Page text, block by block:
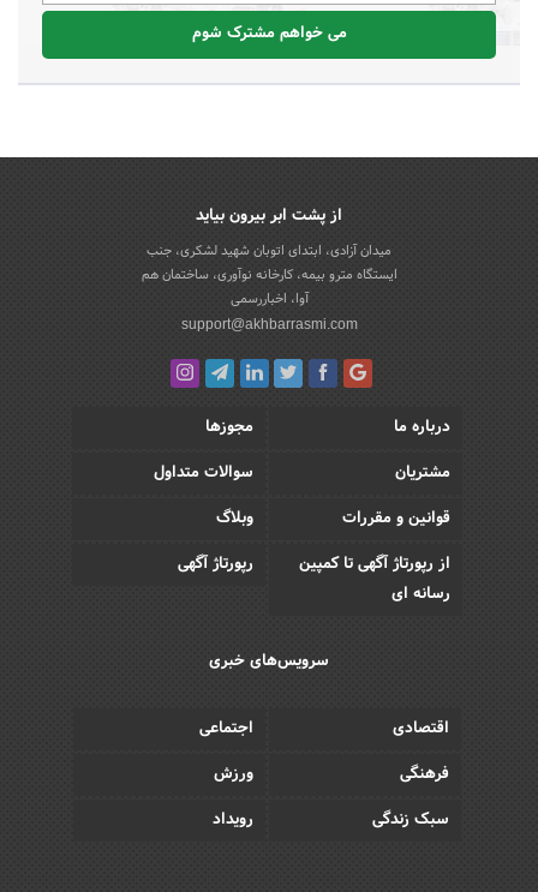
می خواهم مشترک شوم
از پشت ابر بیرون بیاید
میدان آزادی، ابتدای اتوبان شهید لشکری، جنب
ایستگاه مترو بیمه، کارخانه نوآوری، ساختمان هم
آوا، اخباررسمی
support@akhbarrasmi.com
درباره ما
مجوزها
مشتریان
سوالات متداول
قوانین و مقررات
وبلاگ
از رپورتاژ آگهی تا کمپین
رسانه ای
رپورتاژ آگهی
سرویس‌های خبری
اقتصادی
اجتماعی
فرهنگی
ورزش
سبک زندگی
رویداد